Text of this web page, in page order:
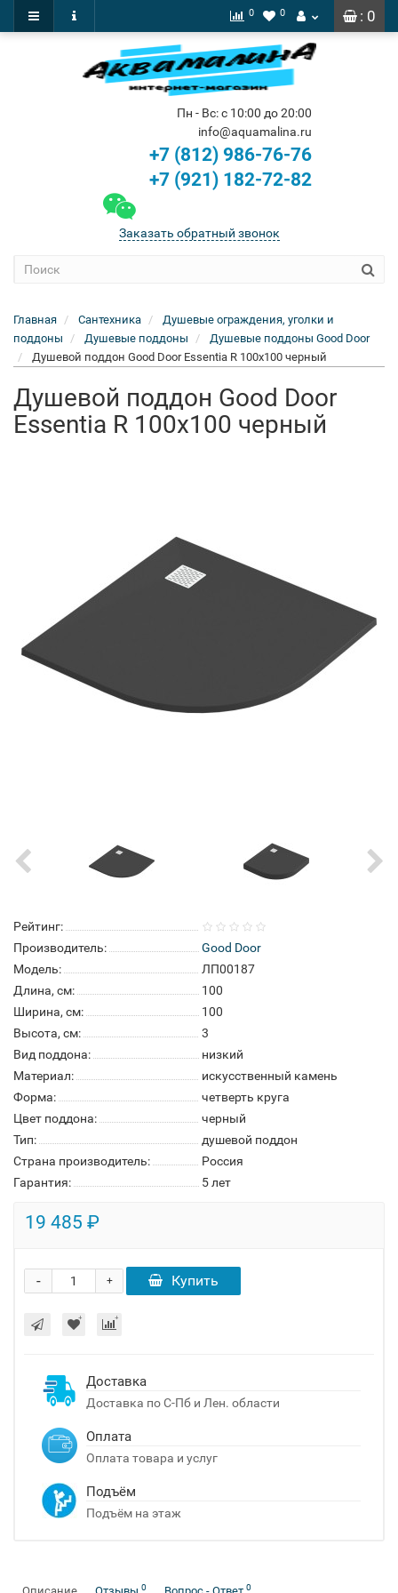
: 0
0 0
Пн - Вс: с 10:00 до 20:00
info@aquamalina.ru
+7 (812) 986-76-76
+7 (921) 182-72-82
Заказать обратный звонок
Главная Сантехника
Душевые ограждения, уголки и
поддоны
Душевые поддоны
Душевые поддоны Good Door
Душевой поддон Good Door Essentia R 100x100 черный
Душевой поддон Good Door
Essentia R 100x100 черный
Рейтинг:
Производитель:
Good Door
Модель:
ЛП00187
Длина, см:
100
Ширина, см:
100
Высота, см:
3
Вид поддона:
низкий
Материал:
искусственный камень
Форма:
четверть круга
Цвет поддона:
черный
Тип:
душевой поддон
Страна производитель:
Россия
Гарантия:
5 лет
19 485 ₽
+
- Купить
Доставка
Доставка по С-Пб и Лен. области
Оплата
Оплата товара и услуг
Подъём
Подъём на этаж
0 0